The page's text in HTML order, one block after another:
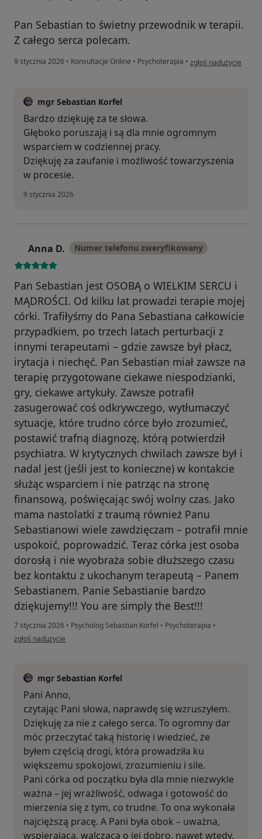
Pan Sebastian to świetny przewodnik w terapii.
Z całego serca polecam.
9 stycznia 2026 • Konsultacje Online • Psychoterapia • w opinii użytkownika
zgłoś nadużycie
mgr Sebastian Korfel
Bardzo dziękuję za te słowa.
Głęboko poruszają i są dla mnie ogromnym
wsparciem w codziennej pracy.
Dziękuję za zaufanie i możliwość towarzyszenia
w procesie.
9 stycznia 2026
Anna D. Numer telefonu zweryfikowany
Pan Sebastian jest OSOBĄ o WIELKIM SERCU i
MĄDROŚCI. Od kilku lat prowadzi terapie mojej
córki. Trafiłyśmy do Pana Sebastiana całkowicie
przypadkiem, po trzech latach perturbacji z
innymi terapeutami – gdzie zawsze był płacz,
irytacja i niechęć. Pan Sebastian miał zawsze na
terapię przygotowane ciekawe niespodzianki,
gry, ciekawe artykuły. Zawsze potrafił
zasugerować coś odkrywczego, wytłumaczyć
sytuacje, które trudno córce było zrozumieć,
postawić trafną diagnozę, którą potwierdził
psychiatra. W krytycznych chwilach zawsze był i
nadal jest (jeśli jest to konieczne) w kontakcie
służąc wsparciem i nie patrząc na stronę
finansową, poświęcając swój wolny czas. Jako
mama nastolatki z traumą również Panu
Sebastianowi wiele zawdzięczam – potrafił mnie
uspokoić, poprowadzić. Teraz córka jest osoba
dorosłą i nie wyobraża sobie dłuższego czasu
bez kontaktu z ukochanym terapeutą – Panem
Sebastianem. Panie Sebastianie bardzo
dziękujemy!!! You are simply the Best!!!
7 stycznia 2026 • Psycholog Sebastian Korfel • Psychoterapia •
w opinii użytkownika Anna D.
zgłoś nadużycie
mgr Sebastian Korfel
Pani Anno,
czytając Pani słowa, naprawdę się wzruszyłem.
Dziękuję za nie z całego serca. To ogromny dar
móc przeczytać taką historię i wiedzieć, że
byłem częścią drogi, która prowadziła ku
większemu spokojowi, zrozumieniu i sile.
Pani córka od początku była dla mnie niezwykle
ważna – jej wrażliwość, odwaga i gotowość do
mierzenia się z tym, co trudne. To ona wykonała
najcięższą pracę. A Pani była obok – uważna,
wspierająca, walcząca o jej dobro, nawet wtedy,